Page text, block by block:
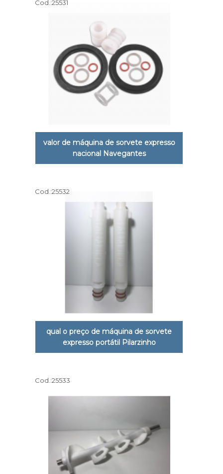
Cod.:25531
valor de máquina de sorvete expresso
nacional Navegantes
Cod.:25532
qual o preço de máquina de sorvete
expresso portátil Pilarzinho
Cod.:25533